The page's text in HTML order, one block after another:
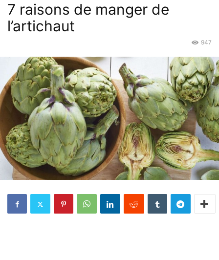
7 raisons de manger de
l’artichaut
947